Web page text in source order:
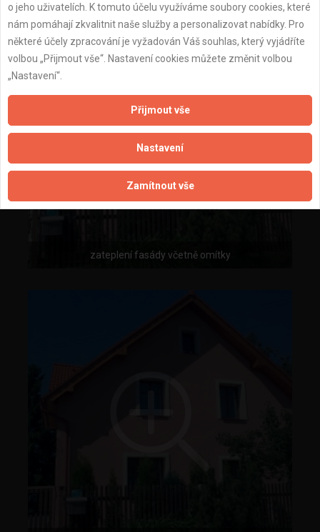
zateplení fasády včetně omítky
o jeho uživatelích. K tomuto účelu využíváme soubory cookies, které
nám pomáhají zkvalitnit naše služby a personalizovat nabídky. Pro
některé účely zpracování je vyžadován Váš souhlas, který vyjádříte
volbou „Přijmout vše“. Nastavení cookies můžete změnit volbou
„Nastavení“.
Přijmout vše
Nastavení
Zamítnout vše